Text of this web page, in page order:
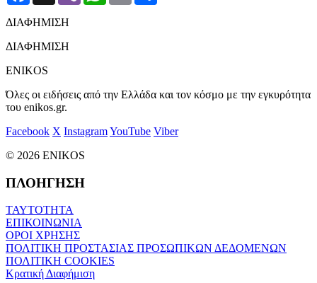
ΔΙΑΦΗΜΙΣΗ
ΔΙΑΦΗΜΙΣΗ
ENIKOS
Όλες οι ειδήσεις από την Ελλάδα και τον κόσμο με την εγκυρότητα
του enikos.gr.
Facebook X InstagramYouTube Viber
© 2026 ENIKOS
ΠΛΟΗΓΗΣΗ
ΤΑΥΤΟΤΗΤΑ
ΕΠΙΚΟΙΝΩΝΙΑ
ΟΡΟΙ ΧΡΗΣΗΣ
ΠΟΛΙΤΙΚΗ ΠΡΟΣΤΑΣΙΑΣ ΠΡΟΣΩΠΙΚΩΝ ΔΕΔΟΜΕΝΩΝ
ΠΟΛΙΤΙΚΗ COOKIES
Κρατική Διαφήμιση